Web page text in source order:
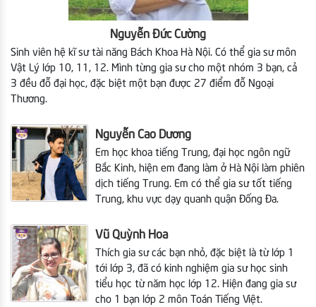
Nguyễn Đức Cường
Sinh viên hệ kĩ sư tài năng Bách Khoa Hà Nội. Có thể gia sư môn
Vật Lý lớp 10, 11, 12. Mình từng gia sư cho một nhóm 3 bạn, cả
3 đều đỗ đại học, đặc biệt một bạn được 27 điểm đỗ Ngoại
Thương.
Nguyễn Cao Dương
Em học khoa tiếng Trung, đại học ngôn ngữ
Bắc Kinh, hiện em đang làm ở Hà Nội làm phiên
dịch tiếng Trung. Em có thể gia sư tốt tiếng
Trung, khu vực dạy quanh quận Đống Đa.
Vũ Quỳnh Hoa
Thích gia sư các bạn nhỏ, đặc biệt là từ lớp 1
tới lớp 3, đã có kinh nghiệm gia sư học sinh
tiểu học từ năm học lớp 12. Hiện đang gia sư
cho 1 bạn lớp 2 môn Toán Tiếng Việt.